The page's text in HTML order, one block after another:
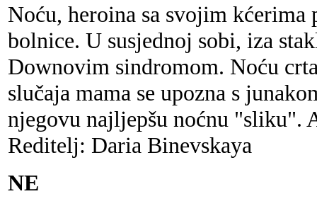
Noću, heroina sa svojim
bolnice. U susjednoj sobi, iza
Downovim sindromom. Noću
slučaja mama se upozna s
njegovu najljepšu noćnu "sliku".
Reditelj: Daria Binevskaya
NE